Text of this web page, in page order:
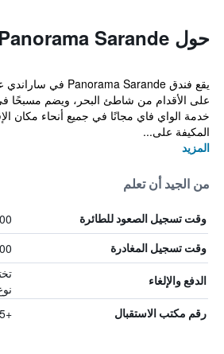
حول Hotel Panorama Sarande
على الأقدام من شاطئ البحر، ويضم مسبحًا في
خدمة الواي فاي مجانًا في جميع أنحاء مكان
المكيفة على...
المزيد
من الجيد أن تعلم
وقت تسجيل الصعود للطائرة
وقت تسجيل المغادرة
الدفع والإلغاء
رقم مكتب الاستقبال +355 672 061 630